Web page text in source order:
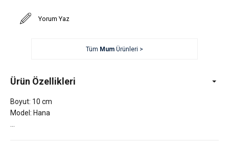
Yorum Yaz
Tüm MumÜrünleri >
Ürün Özellikleri
Boyut: 10 cm
Model: Hana